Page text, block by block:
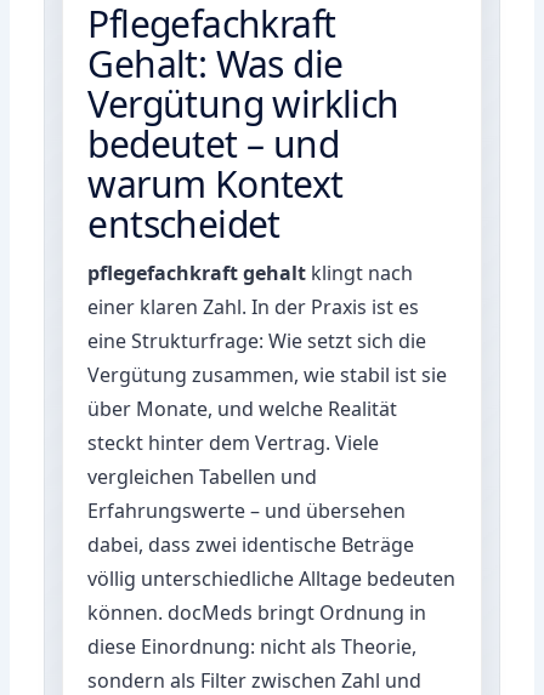
Pflegefachkraft
Gehalt: Was die
Vergütung wirklich
bedeutet – und
warum Kontext
entscheidet
pflegefachkraft gehalt klingt nach
einer klaren Zahl. In der Praxis ist es
eine Strukturfrage: Wie setzt sich die
Vergütung zusammen, wie stabil ist sie
über Monate, und welche Realität
steckt hinter dem Vertrag. Viele
vergleichen Tabellen und
Erfahrungswerte – und übersehen
dabei, dass zwei identische Beträge
völlig unterschiedliche Alltage bedeuten
können. docMeds bringt Ordnung in
diese Einordnung: nicht als Theorie,
sondern als Filter zwischen Zahl und